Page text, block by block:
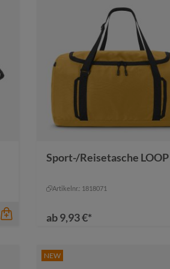
Farbe
schwarz
Sport-/Reisetasche LOOP
Artikelnr.: 1818071
ab9,93 €*
NEW